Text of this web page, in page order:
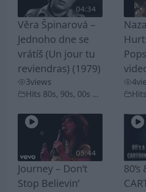
04:34
Věra Špinarová –
Jednoho dne se
vrátíš (Un jour tu
reviendras) (1979)
3views
Hits 80s, 90s, 00s ...
4
05:44
Journey – Don’t
Stop Believin’
80’s